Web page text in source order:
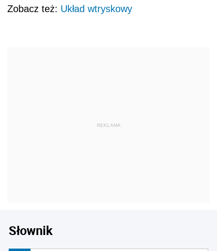
Zobacz też: Układ wtryskowy
Słownik